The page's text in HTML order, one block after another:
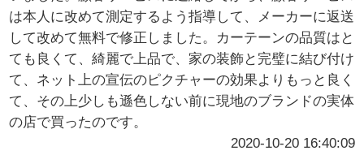
は本人に改めて測定するよう指導して、メーカーに返送
して改めて無料で修正しました。カーテーンの品質はと
ても良くて、綺麗で上品で、家の装飾と完璧に結び付け
て、ネット上の宣伝のピクチャーの効果よりもっと良く
て、その上少しも遜色しない前に現地のブランドの実体
の店で買ったのです。
2020-10-20 16:40:09